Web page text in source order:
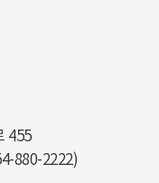
455
880-2222)